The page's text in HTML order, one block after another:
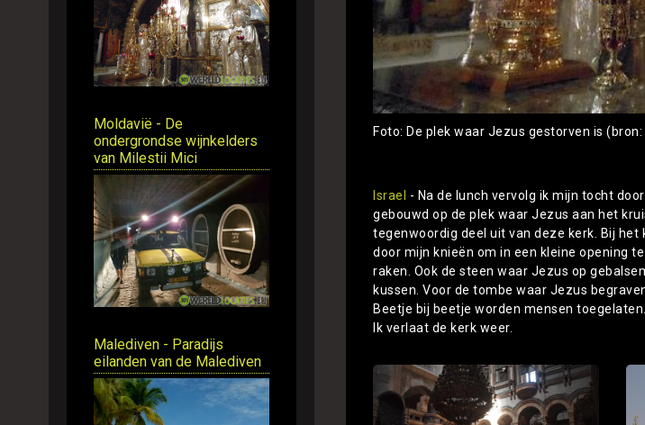
Moldavië - De
ondergrondse wijnkelders
van Milestii Mici
Malediven - Paradijs
eilanden van de Malediven
Foto: De plek waar Jezus gestorven is
Israel
- Na de lunch vervolg ik mijn tocht
gebouwd op de plek waar Jezus aan het
tegenwoordig deel uit van deze kerk. Bij
door mijn knieën om in een kleine opening
raken. Ook de steen waar Jezus op
kussen. Voor de tombe waar Jezus
Beetje bij beetje worden mensen
Ik verlaat de kerk weer.